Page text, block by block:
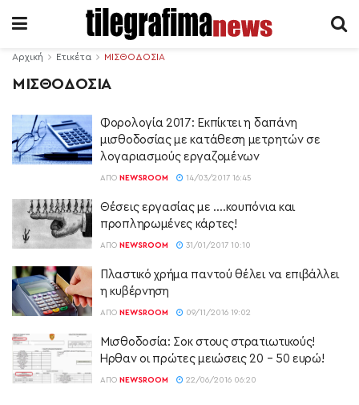
Αρχική Ετικέτα ΜΙΣΘΟΔΟΣΙΑ
ΜΙΣΘΟΔΟΣΙΑ
Φορολογία 2017: Εκπίκτει η δαπάνη
μισθοδοσίας με κατάθεση μετρητών σε
λογαριασμούς εργαζομένων
ΑΠΌ NEWSROOM 14/03/2017 16:45
Θέσεις εργασίας με ….κουπόνια και
προπληρωμένες κάρτες!
ΑΠΌ NEWSROOM 31/01/2017 10:10
Πλαστικό χρήμα παντού θέλει να επιβάλλει
η κυβέρνηση
ΑΠΌ NEWSROOM 09/11/2016 19:02
Μισθοδοσία: Σοκ στους στρατιωτικούς!
Ήρθαν οι πρώτες μειώσεις 20 – 50 ευρώ!
ΑΠΌ NEWSROOM 22/06/2016 06:20